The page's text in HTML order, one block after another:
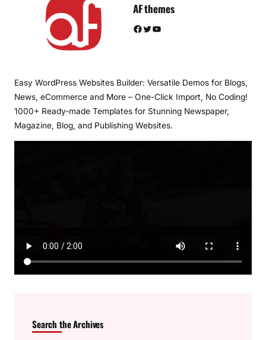
AF themes
Facebook Twitter YouTube
Easy WordPress Websites Builder: Versatile Demos for Blogs,
News, eCommerce and More – One-Click Import, No Coding!
1000+ Ready-made Templates for Stunning Newspaper,
Magazine, Blog, and Publishing Websites.
Search the Archives